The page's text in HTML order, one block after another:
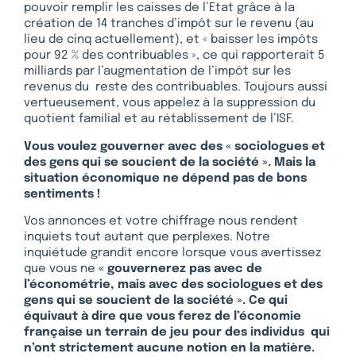
pouvoir remplir les caisses de l’Etat grâce à la
création de 14 tranches d’impôt sur le revenu (au
lieu de cinq actuellement), et « baisser les impôts
pour 92 % des contribuables », ce qui rapporterait 5
milliards par l’augmentation de l’impôt sur les
revenus du reste des contribuables. Toujours aussi
vertueusement, vous appelez à la suppression du
quotient familial et au rétablissement de l’ISF.
Vous voulez gouverner avec des « sociologues et
des gens qui se soucient de la société ». Mais la
situation économique ne dépend pas de bons
sentiments !
Vos annonces et votre chiffrage nous rendent
inquiets tout autant que perplexes. Notre
inquiétude grandit encore lorsque vous avertissez
que vous ne « gouvernerez pas avec de
l’économétrie, mais avec des sociologues et des
gens qui se soucient de la société ». Ce qui
équivaut à dire que vous ferez de l’économie
française un terrain de jeu pour des individus qui
n’ont strictement aucune notion en la matière.